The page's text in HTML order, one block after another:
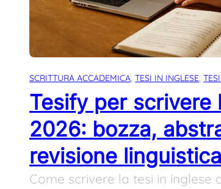
SCRITTURA ACCADEMICA, TESI IN INGLESE,
Tesify per scrivere
2026: bozza,
revisione linguistica
Come scrivere la tesi in inglese